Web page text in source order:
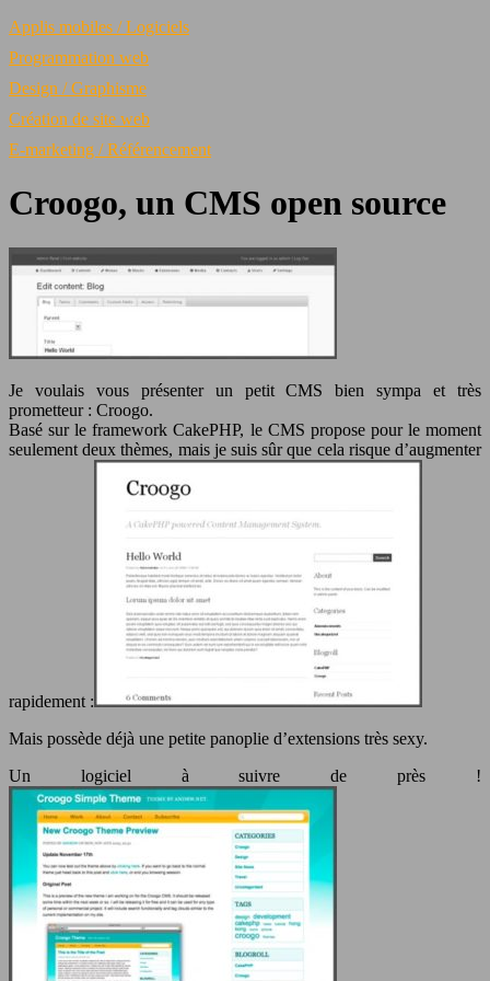
Applis mobiles / Logiciels
Programmation web
Design / Graphisme
Création de site web
E-marketing / Référencement
Croogo, un CMS open source
Je voulais vous présenter un petit CMS bien sympa et très
prometteur : Croogo.
Basé sur le framework CakePHP, le CMS propose pour le moment
seulement deux thèmes, mais je suis sûr que cela risque d’augmenter
rapidement :
Mais possède déjà une petite panoplie d’extensions très sexy.
Un logiciel à suivre de près !